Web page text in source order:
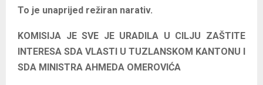
To je unaprijed režiran narativ.
KOMISIJA JE SVE JE URADILA U CILJU ZAŠTITE
INTERESA SDA VLASTI U TUZLANSKOM KANTONU I
SDA MINISTRA AHMEDA OMEROVIĆA